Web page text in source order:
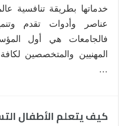
خدماتها بطريقة تنافسية
عناصر وأدوات تقدم
فالجامعات هي أول
المهنيين والمتخصصين
…
كيف يتعلم الأطفال